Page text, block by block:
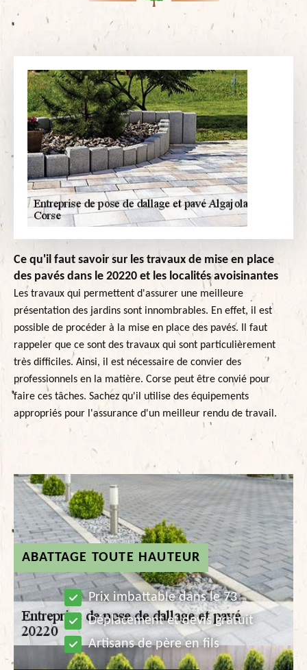
ABATTAGE TOUTE HAUTEUR
Prix imbattable dans le 73
Déplacement et devis gratuit
Artisans de père en fils
Ce qu'il faut savoir sur les travaux de mise en place
des pavés dans le 20220 et les localités avoisinantes
Les travaux qui permettent d'assurer une meilleure
présentation des jardins sont innombrables. En effet, il est
possible de procéder à la mise en place des pavés. Il faut
rappeler que ce sont des travaux qui sont particulièrement
très difficiles. Ainsi, il est nécessaire de convier des
professionnels en la matière. Corse peut être convié pour
faire ces tâches. Sachez qu'il utilise des équipements
appropriés pour l'assurance d'un meilleur rendu de travail.